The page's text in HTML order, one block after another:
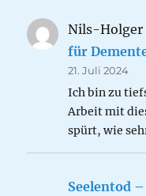
Nils-Holger
für
21. Juli 2024
Ich bin zu
Arbeit mit
spürt, wie
Seelentod